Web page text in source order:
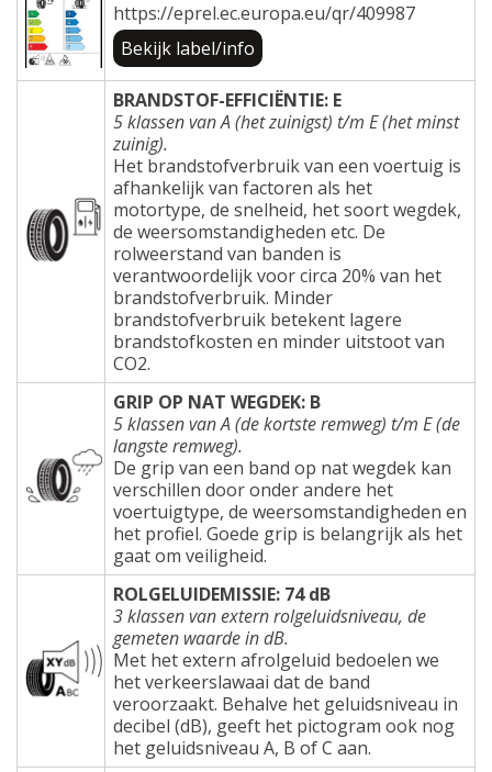
https://eprel.ec.europa.eu/qr/409987
Bekijk label/info
BRANDSTOF-EFFICIËNTIE: E
5 klassen van A (het zuinigst) t/m E (het minst
zuinig).
Het brandstofverbruik van een voertuig is
afhankelijk van factoren als het
motortype, de snelheid, het soort wegdek,
de weersomstandigheden etc. De
rolweerstand van banden is
verantwoordelijk voor circa 20% van het
brandstofverbruik. Minder
brandstofverbruik betekent lagere
brandstofkosten en minder uitstoot van
CO2.
GRIP OP NAT WEGDEK: B
5 klassen van A (de kortste remweg) t/m E (de
langste remweg).
De grip van een band op nat wegdek kan
verschillen door onder andere het
voertuigtype, de weersomstandigheden en
het profiel. Goede grip is belangrijk als het
gaat om veiligheid.
ROLGELUIDEMISSIE: 74 dB
3 klassen van extern rolgeluidsniveau, de
gemeten waarde in dB.
Met het extern afrolgeluid bedoelen we
het verkeerslawaai dat de band
veroorzaakt. Behalve het geluidsniveau in
decibel (dB), geeft het pictogram ook nog
het geluidsniveau A, B of C aan.